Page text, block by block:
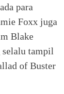
para
Foxx juga
Blake
selalu tampil
of Buster